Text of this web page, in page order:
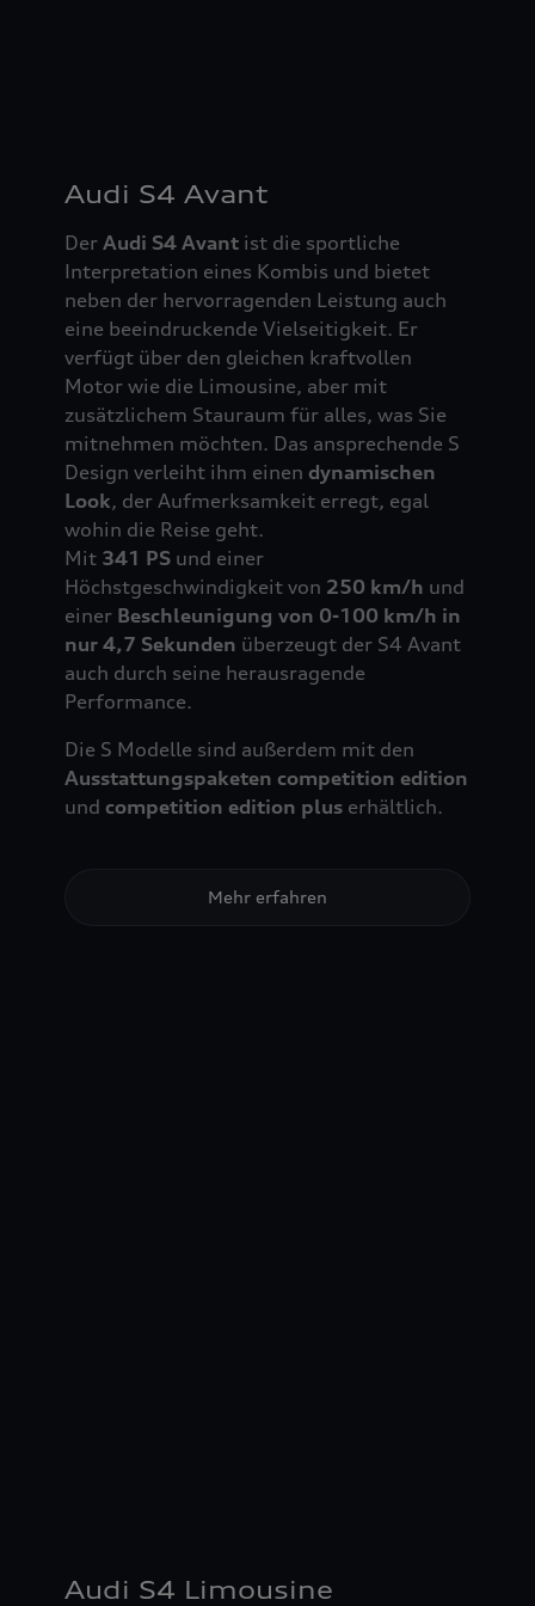
Audi S4 Avant
Der Audi S4 Avantist die sportliche
Interpretation eines Kombis und bietet
neben der hervorragenden Leistung auch
eine beeindruckende Vielseitigkeit. Er
verfügt über den gleichen kraftvollen
Motor wie die Limousine, aber mit
zusätzlichem Stauraum für alles, was Sie
mitnehmen möchten. Das ansprechende S
Design verleiht ihm einen dynamischen
Look, der Aufmerksamkeit erregt, egal
wohin die Reise geht.
Mit 341 PSund einer
Höchstgeschwindigkeit von 250 km/h und
einer Beschleunigung von 0-100 km/h in
nur 4,7 Sekunden überzeugt der S4 Avant
auch durch seine herausragende
Performance.
Die S Modelle sind außerdem mit den
Ausstattungspaketen competition edition
und competition edition plus erhältlich.
Mehr erfahren
Audi S4 Limousine